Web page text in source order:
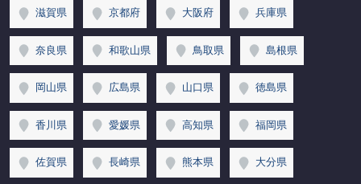
滋賀県 京都府 大阪府 兵庫県
奈良県 和歌山県 鳥取県 島根県
岡山県 広島県 山口県 徳島県
香川県 愛媛県 高知県 福岡県
佐賀県 長崎県 熊本県 大分県